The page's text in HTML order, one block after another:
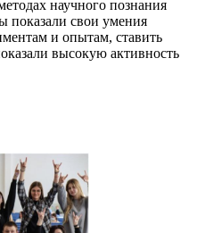
научного познания
свои умения
и опытам, ставить
высокую активность